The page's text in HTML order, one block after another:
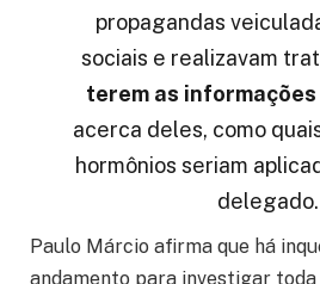
propagandas
sociais e realizavam
terem as
acerca deles, como
hormônios seriam
delegado.
Paulo Márcio afirma que há
andamento para investigar